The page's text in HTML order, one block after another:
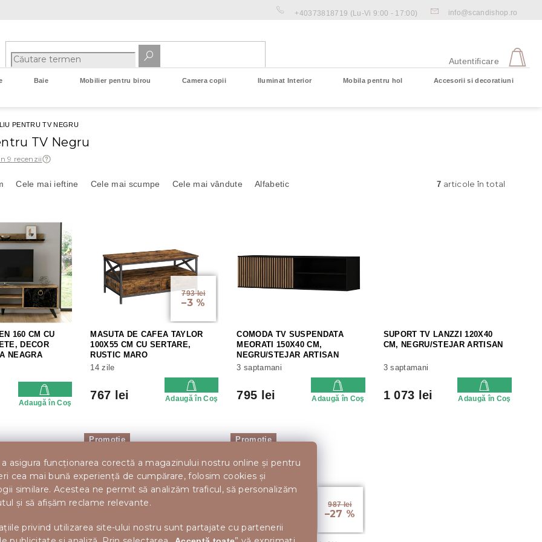
asigura funcționarea corectă a magazinului nostru online și pentru
cea mai bună experiență de cumpărare, folosim cookies și
similare. Acestea ne permit să analizăm traficul, să personalizăm
și să afișăm reclame relevante.
privind utilizarea site-ului nostru sunt partajate cu partenerii
+40373818719 (Lu-Vi 9:00 - 17:00) info@scandishop.ro
Autentificare
Baie Mobilier pentru birou Camera copii Iluminat Interior Mobila pentru hol Accesorii si decoratiuni
PENTRU TV NEGRU
TV Negru
9 recenzii
Cele mai ieftine Cele mai scumpe Cele mai vândute Alfabetic 7 articole în total
160 CM CU
DECOR
NEAGRA
Adaugă în Coş
793 lei
–3 %
MASUTA DE CAFEA TAYLOR
100X55 CM CU SERTARE,
RUSTIC MARO
14 zile
767 lei Adaugă în Coş
COMODA TV SUSPENDATA
MEORATI 150X40 CM,
NEGRU/STEJAR ARTISAN
3 saptamani
795 lei Adaugă în Coş
SUPORT TV LANZZI 120X40
CM, NEGRU/STEJAR ARTISAN
3 saptamani
1 073 lei Adaugă în Coş
Promoție Promoție
987 lei
–27 %